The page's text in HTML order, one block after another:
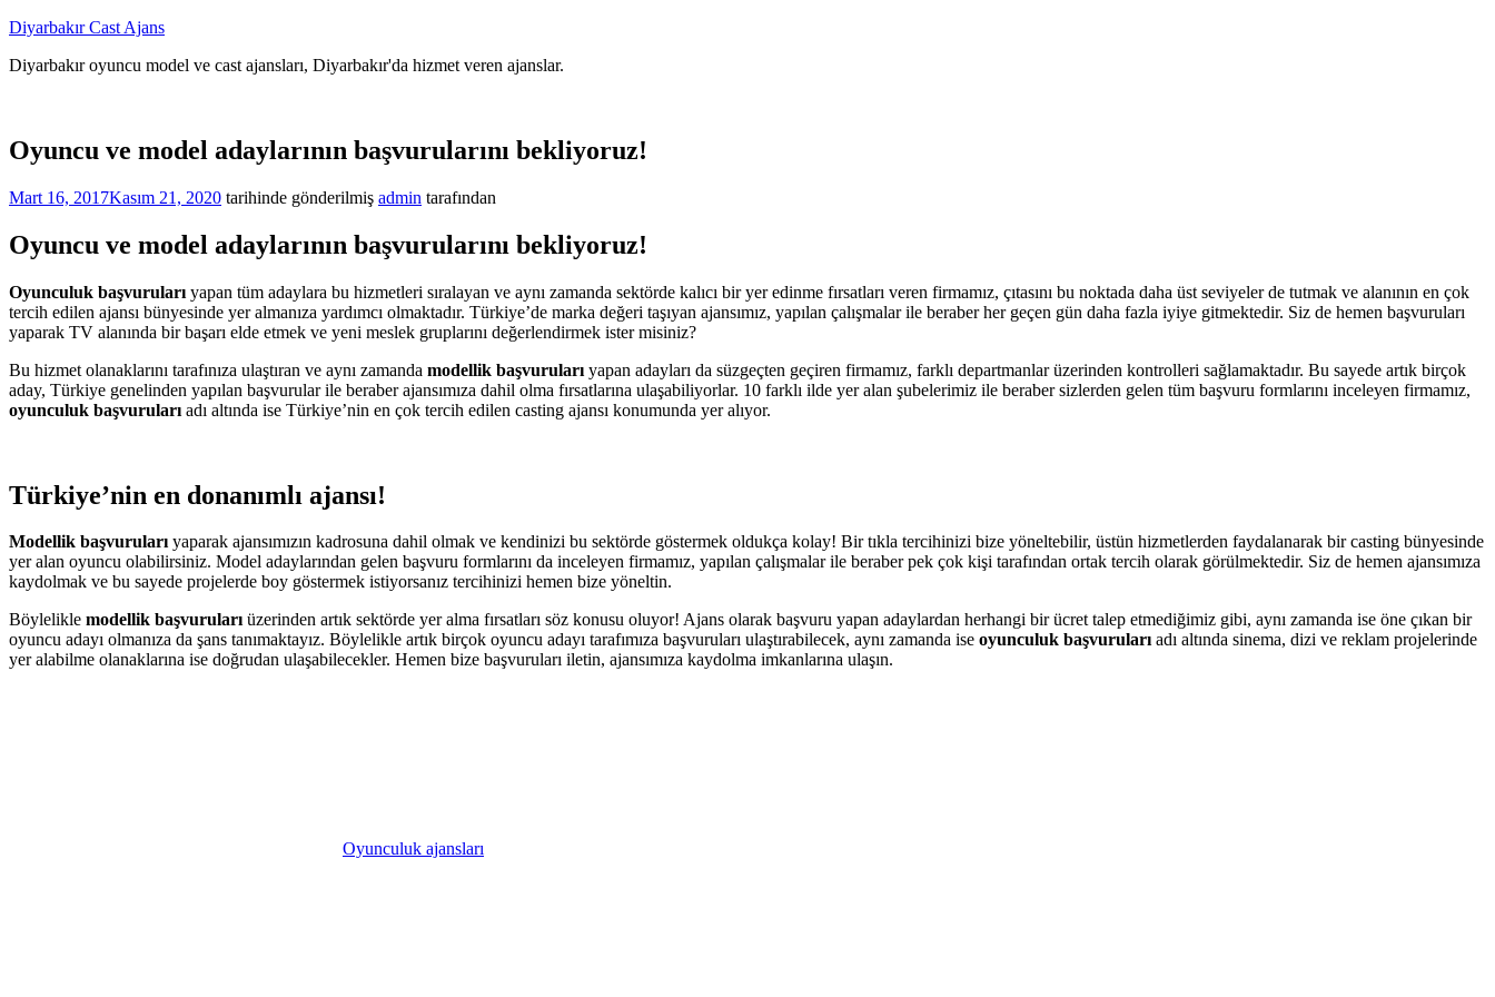
İçeriğe
Diyarbakır Cast Ajans
Diyarbakır oyuncu model ve cast ajansları, Diyarbakır'da hizmet veren ajanslar.
Oyuncu ve model adaylarının başvurularını bekliyoruz!
Mart 16, 2017Kasım 21, 2020 tarihinde gönderilmiş admin tarafından
Oyuncu ve model adaylarının başvurularını bekliyoruz!
Oyunculuk başvuruları yapan tüm adaylara bu hizmetleri sıralayan ve aynı zamanda sektörde kalıcı bir yer edinme fırsatları veren firmamız, çıtasını bu noktada daha üst seviyeler de tutmak ve alanının en çok
tercih edilen ajansı bünyesinde yer almanıza yardımcı olmaktadır. Türkiye’de marka değeri taşıyan ajansımız, yapılan çalışmalar ile beraber her geçen gün daha fazla iyiye gitmektedir. Siz de hemen başvuruları
yaparak TV alanında bir başarı elde etmek ve yeni meslek gruplarını değerlendirmek ister misiniz?
Bu hizmet olanaklarını tarafınıza ulaştıran ve aynı zamanda modellik başvuruları yapan adayları da süzgeçten geçiren firmamız, farklı departmanlar üzerinden kontrolleri sağlamaktadır. Bu sayede artık birçok
aday, Türkiye genelinden yapılan başvurular ile beraber ajansımıza dahil olma fırsatlarına ulaşabiliyorlar. 10 farklı ilde yer alan şubelerimiz ile beraber sizlerden gelen tüm başvuru formlarını inceleyen firmamız,
oyunculuk başvuruları adı altında ise Türkiye’nin en çok tercih edilen casting ajansı konumunda yer alıyor.
Türkiye’nin en donanımlı ajansı!
Modellik başvurularıyaparak ajansımızın kadrosuna dahil olmak ve kendinizi bu sektörde göstermek oldukça kolay! Bir tıkla tercihinizi bize yöneltebilir, üstün hizmetlerden faydalanarak bir casting bünyesinde
yer alan oyuncu olabilirsiniz. Model adaylarından gelen başvuru formlarını da inceleyen firmamız, yapılan çalışmalar ile beraber pek çok kişi tarafından ortak tercih olarak görülmektedir. Siz de hemen ajansımıza
kaydolmak ve bu sayede projelerde boy göstermek istiyorsanız tercihinizi hemen bize yöneltin.
Böylelikle modellik başvurularıüzerinden artık sektörde yer alma fırsatları söz konusu oluyor! Ajans olarak başvuru yapan adaylardan herhangi bir ücret talep etmediğimiz gibi, aynı zamanda ise öne çıkan bir
oyuncu adayı olmanıza da şans tanımaktayız. Böylelikle artık birçok oyuncu adayı tarafımıza başvuruları ulaştırabilecek, aynı zamanda ise oyunculuk başvurularıadı altında sinema, dizi ve reklam projelerinde
yer alabilme olanaklarına ise doğrudan ulaşabilecekler. Hemen bize başvuruları iletin, ajansımıza kaydolma imkanlarına ulaşın.
Oyunculuk ajansları